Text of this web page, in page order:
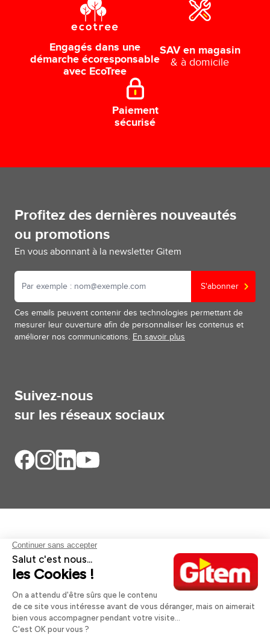
Engagés dans une
démarche écoresponsable
avec EcoTree
SAV en magasin
& à domicile
Paiement
sécurisé
Profitez des dernières nouveautés
ou promotions
En vous abonnant à la newsletter Gitem
S'abonner
Ces emails peuvent contenir des technologies permettant de
mesurer leur ouverture afin de personnaliser les contenus et
améliorer nos communications. En savoir plus
Suivez-nous
sur les réseaux sociaux
Aides et informations
Services
Informations légales
A propos